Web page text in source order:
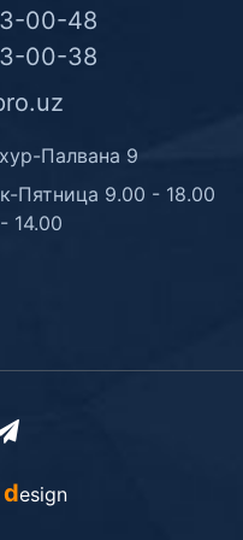
00-48
00-38
Палвана 9
Пятница 9.00 - 18.00
14.00
design